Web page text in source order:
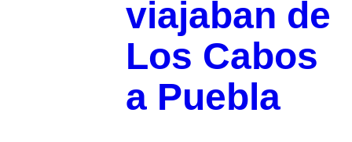
viajaban de
Los Cabos
a Puebla